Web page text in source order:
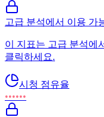
고급 분석에서 이용 가
이 지표는 고급 분석에
클릭하세요.
시청 점유율
••••••